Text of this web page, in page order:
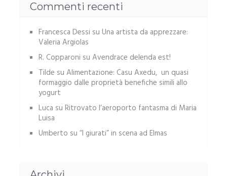
Commenti recenti
Francesca Dessi su Una artista da apprezzare:
Valeria Argiolas
R. Copparoni su Avendrace delenda est!
Tilde su Alimentazione: Casu Axedu, un quasi
formaggio dalle proprietà benefiche simili allo
yogurt
Luca su Ritrovato l’aeroporto fantasma di Maria
Luisa
Umberto su “I giurati” in scena ad Elmas